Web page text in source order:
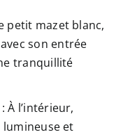
petit mazet blanc,
son entrée
tranquillité
: À l’intérieur,
lumineuse et